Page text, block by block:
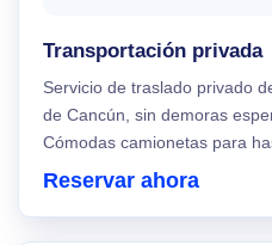
Transportación privada
Servicio de traslado privado
de Cancún, sin demoras
Cómodas camionetas para
Reservar ahora